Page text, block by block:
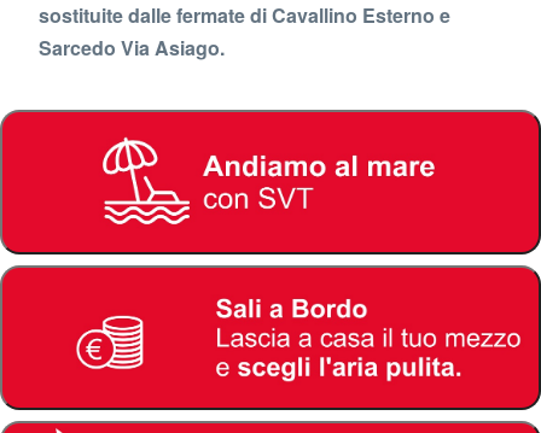
sostituite dalle fermate di Cavallino Esterno e
Sarcedo Via Asiago.